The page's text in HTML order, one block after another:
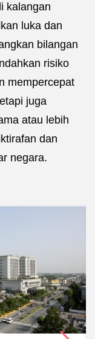
kalangan
luka dan
bilangan
risiko
mempercepat
juga
atau lebih
dan
negara.